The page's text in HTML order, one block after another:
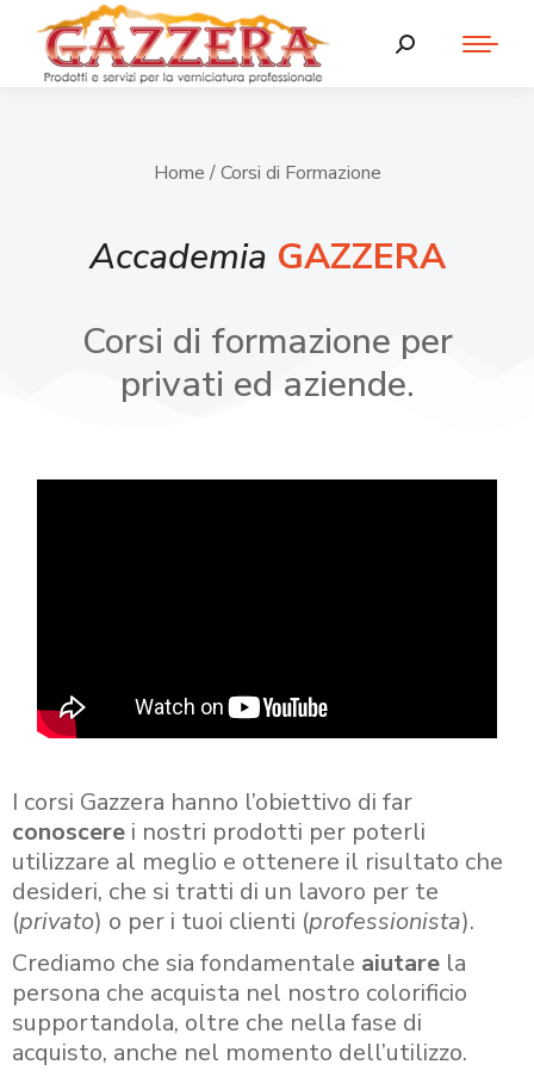
Home / Corsi di Formazione
Accademia GAZZERA
Corsi di formazione per
privati ed aziende.
I corsi Gazzera hanno l’obiettivo di far
conoscere i nostri prodotti per poterli
utilizzare al meglio e ottenere il risultato che
desideri, che si tratti di un lavoro per te
(privato) o per i tuoi clienti (professionista).
Crediamo che sia fondamentale aiutare la
persona che acquista nel nostro colorificio
supportandola, oltre che nella fase di
acquisto, anche nel momento dell’utilizzo.